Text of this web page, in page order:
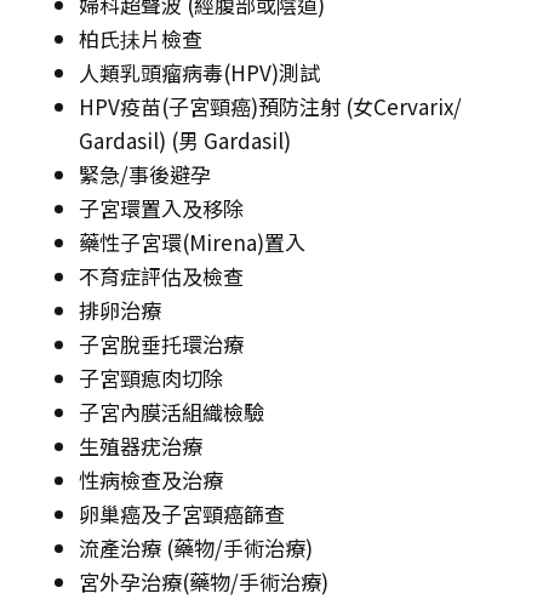
柏氏抺片檢查
人類乳頭瘤病毒(HPV)測試
HPV疫苗(子宮頸癌)預防注射 (女Cervarix/
Gardasil) (男 Gardasil)
緊急/事後避孕
子宮環置入及移除
藥性子宮環(Mirena)置入
不育症評估及檢查
排卵治療
子宮脫垂托環治療
子宮頸瘜肉切除
子宮內膜活組織檢驗
生殖器疣治療
性病檢查及治療
卵巢癌及子宮頸癌篩查
流產治療 (藥物/手術治療)
宮外孕治療(藥物/手術治療)